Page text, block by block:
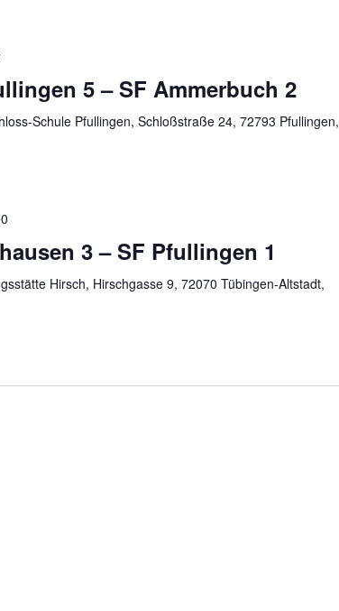
5 – SF Ammerbuch 2
Schule Pfullingen, Schloßstraße 24, 72793 Pfullingen,
3 – SF Pfullingen 1
Hirsch, Hirschgasse 9, 72070 Tübingen-Altstadt,